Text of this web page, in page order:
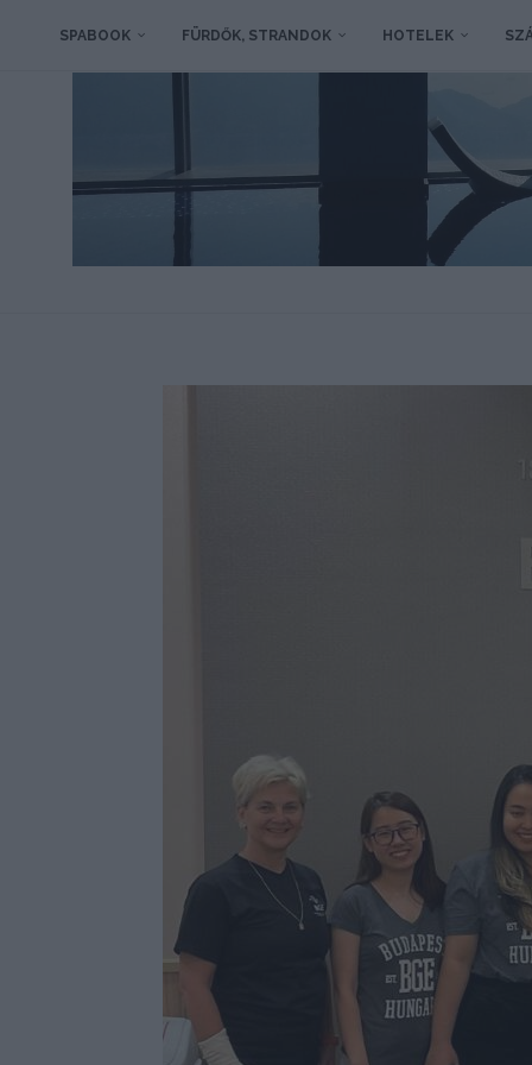
SPABOOK FÜRDŐK, STRANDOK HOTELEK